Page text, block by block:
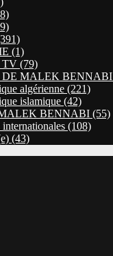
(1)
TV (79)
DE MALEK BENNABI
algérienne (221)
islamique (42)
BENNABI (55)
(108)
(43)